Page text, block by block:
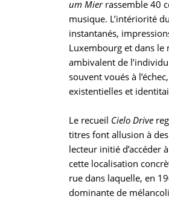
um Mierrassemble 40
musique. L’intériorité
instantanés,
Luxembourg et dans
ambivalent de
souvent voués à
existentielles et
Le recueil Cielo Drive
titres font allusion à
lecteur initié
cette localisation
rue dans laquelle, en
dominante de